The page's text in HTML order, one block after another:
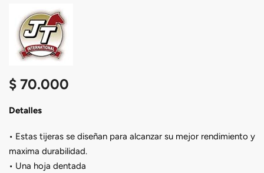
$ 70.000
Detalles
• Estas tijeras se diseñan para alcanzar su mejor rendimiento y
maxima durabilidad.
• Una hoja dentada